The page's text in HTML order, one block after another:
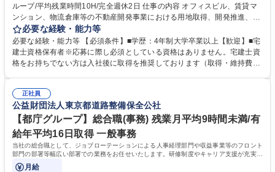
ループ/平均残業時間10H/完全週休2日 仕事の内容 オフィスビル、賃貸マ
ンション、物流倉庫等の不動産開発事業における用地取得、開発推進、賃
貸運営、売却、仲介・活用提案等を行う営業部門において事務業務を担当
いただきます。 【詳細】・契約書管理、契約書製本、捺印対応、ファイリ
ング、登記簿取得、調書取得・支払業務（各種費用支払、支払管理、請
求・支払データ登録、取引先マスター申請対応）・予算作成及び予実管
の他に担当頂く業務が発生する場合があります。 募集職種 【営業事務】
業務職/三井物産グループ/平均残業時間10H/完全週休2日
必要な経験・能力等
必要な経験・能力等 【必須条件】■学歴：4年制大学卒業以上【歓迎】■宅
建士資格保有者※応募に際し必須としている資格はありません。宅建士資
格をお持ちでない方は入社後に取得を推奨しております（取得・維持費用
ション力がある方。 ・チャレンジを厭わず、粘り強く業務に取り組める
方。多様な関係者と謙虚に信頼関係を構築でき、期限を意識したスケジュ
ール管理が出来る方。※将来的に他部署（営業部門、コーポレート部門）
へのジョブローテーションの可能性があります。 学歴・資格 学歴：大学
院 大学 語学力： 資格：宅地建物取引士
正社員
公益財団法人東京都道路整備保全公社
【都庁グループ】総合職(事務) 残業月平均9時間未満/有
給年平均16日取得 一般事務
当社の総合職として、ジョブローテーションによる人事経理部門や収益事業等のフロント
部門の部署等幅広い部署での業務をお任せいたします。研修制度やキャリア支援が充実し
ております！ ※下記業務詳細
月給